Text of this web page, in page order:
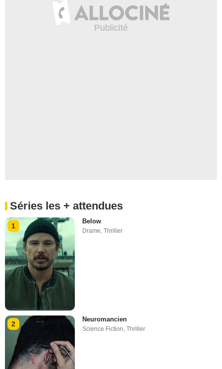
Séries les + attendues
1
Below
Drame,Thriller
2
Neuromancien
Science Fiction,Thriller